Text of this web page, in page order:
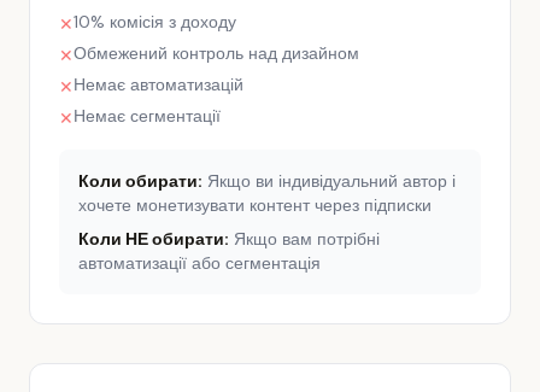
✕10% комісія з доходу
✕Обмежений контроль над дизайном
✕Немає автоматизацій
✕Немає сегментації
Коли обирати: Якщо ви індивідуальний автор і
хочете монетизувати контент через підписки
Коли НЕ обирати: Якщо вам потрібні
автоматизації або сегментація